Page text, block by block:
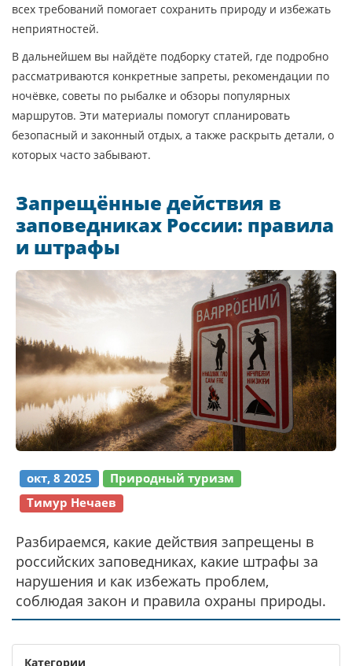
всех требований помогает сохранить природу и избежать
неприятностей.
В дальнейшем вы найдёте подборку статей, где подробно
рассматриваются конкретные запреты, рекомендации по
ночёвке, советы по рыбалке и обзоры популярных
маршрутов. Эти материалы помогут спланировать
безопасный и законный отдых, а также раскрыть детали, о
которых часто забывают.
Запрещённые действия в
заповедниках России: правила
и штрафы
окт, 8 2025
Природный туризм
Тимур Нечаев
Разбираемся, какие действия запрещены в
российских заповедниках, какие штрафы за
нарушения и как избежать проблем,
соблюдая закон и правила охраны природы.
Категории